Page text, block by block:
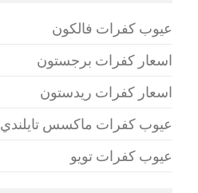
عيوب كفرات فالكون
اسعار كفرات برجستون
اسعار كفرات ريدستون
عيوب كفرات ماكسس تايلندي
عيوب كفرات تويو